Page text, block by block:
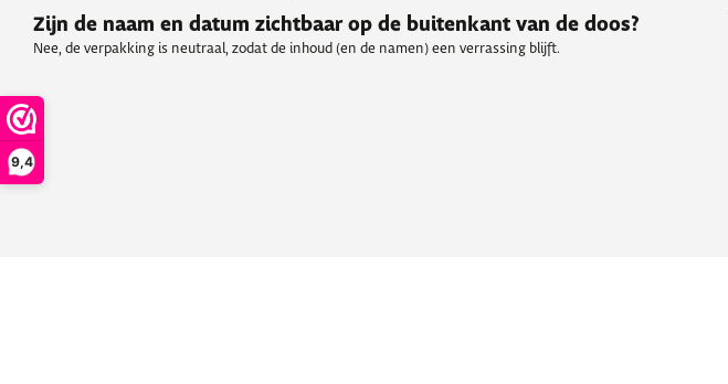
9,4
Zijn de naam en datum zichtbaar op de buitenkant van de doos?
Nee, de verpakking is neutraal, zodat de inhoud (en de namen) een verrassing blijft.